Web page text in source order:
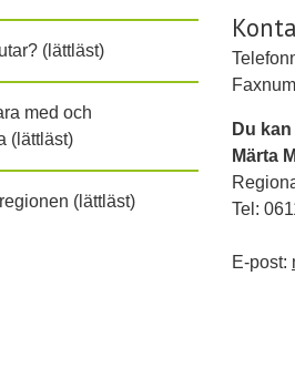
(lättläst)
med och
(lättläst)
(lättläst)
Du
Märta
Tel:
E-post: